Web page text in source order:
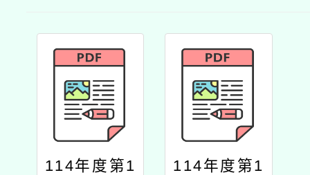
114年度第1
114年度第1